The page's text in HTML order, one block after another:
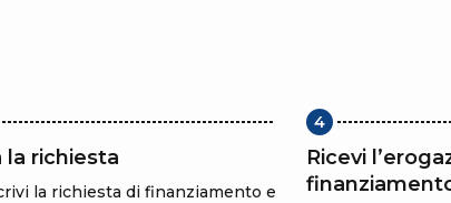
la richiesta
la richiesta di finanziamento e
4
Ricevi